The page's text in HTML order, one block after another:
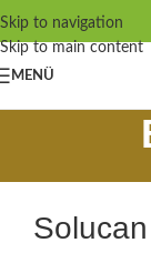
Skip to navigation
Skip to main content
MENÜ